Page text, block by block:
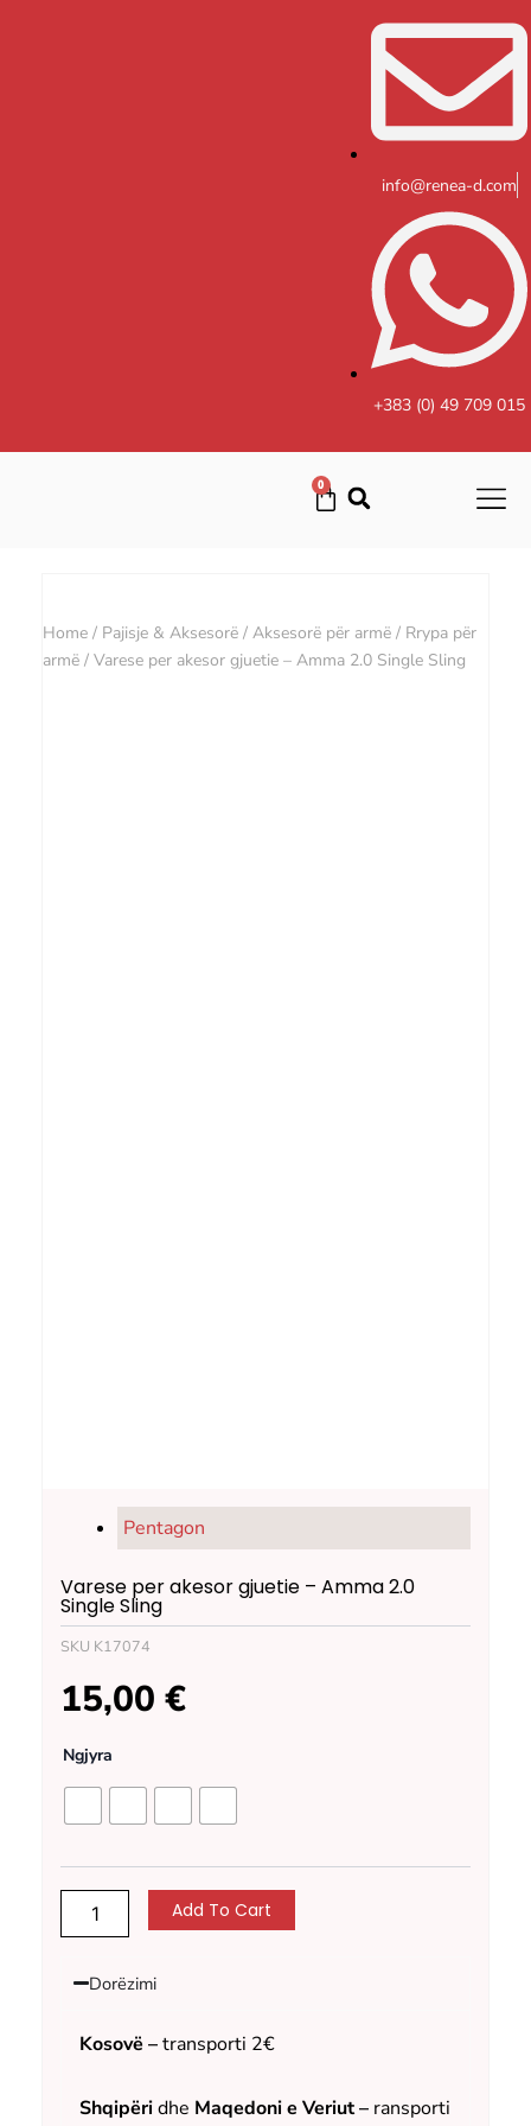
info@renea-d.com
+383 (0) 49 709 015
0
Cart
Home / Pajisje & Aksesorë / Aksesorë për armë / Rrypa për
armë / Varese per akesor gjuetie – Amma 2.0 Single Sling
Pentagon
Varese per akesor gjuetie – Amma 2.0
Single Sling
SKU K17074
15,00 €
Ngjyra
Varese
per
akesor
Amma
2.0
Single
Sling
Add To Cart
Dorëzimi
Kosovë –transporti 2€
Shqipëridhe Maqedoni e Veriut – ransporti